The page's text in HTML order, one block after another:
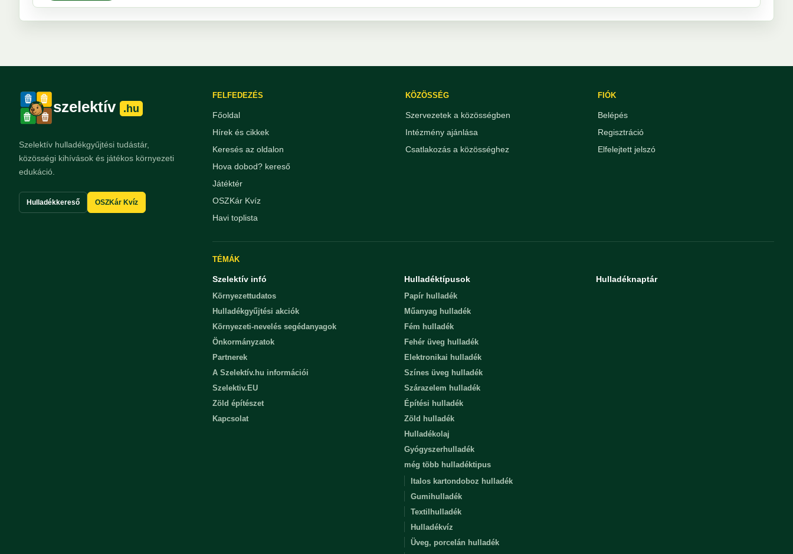
szelektív .hu
Szelektív hulladékgyűjtési tudástár,
közösségi kihívások és játékos környezeti
edukáció.
Hulladékkereső OSZKár Kvíz
FELFEDEZÉS
Főoldal
Hírek és cikkek
Keresés az oldalon
Hova dobod? kereső
Játéktér
OSZKár Kvíz
Havi toplista
KÖZÖSSÉG
Szervezetek a közösségben
Intézmény ajánlása
Csatlakozás a közösséghez
FIÓK
Belépés
Regisztráció
Elfelejtett jelszó
TÉMÁK
Szelektív infó
Környezettudatos
Hulladékgyűjtési akciók
Környezeti-nevelés segédanyagok
Önkormányzatok
Partnerek
A Szelektív.hu információi
Szelektiv.EU
Zöld építészet
Kapcsolat
Hulladéktípusok
Papír hulladék
Műanyag hulladék
Fém hulladék
Fehér üveg hulladék
Elektronikai hulladék
Színes üveg hulladék
Szárazelem hulladék
Építési hulladék
Zöld hulladék
Hulladékolaj
Gyógyszerhulladék
még több hulladéktipus
Italos kartondoboz hulladék
Gumihulladék
Textilhulladék
Hulladékvíz
Üveg, porcelán hulladék
Hulladéknaptár